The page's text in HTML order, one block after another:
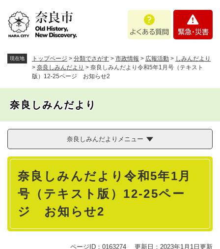
。
あ
問
・
現在地 トップページ > 分類でさがす > 市政情報 > 広報活動 > しみんだより
> 奈良しみんだより > 奈良しみんだより令和5年1月号（テキスト
版）12-25ページ お知らせ2
奈良しみんだより
奈良しみんだよりメニュー
本
奈良しみんだより令和5年1月
号（テキスト版）12-25ペー
ジ お知らせ2
ページID：0163274 更新日：2023年1月1日更新